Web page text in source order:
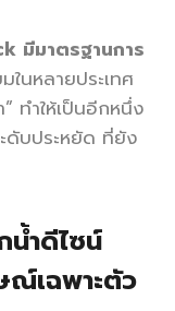
มีมาตรฐานการ
ในหลายประเทศ
ทำให้เป็นอีกหนึ่ง
ดับประหยัด ที่ยัง
ำดีไซน์
เฉพาะตัว